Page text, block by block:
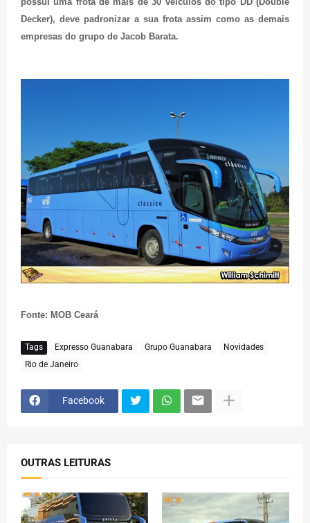
Decker), deve padronizar a sua frota assim como as demais
empresas do grupo de Jacob Barata.
Fonte: MOB Ceará
Tags Expresso Guanabara Grupo Guanabara
Novidades
Rio de Janeiro
Facebook
OUTRAS LEITURAS